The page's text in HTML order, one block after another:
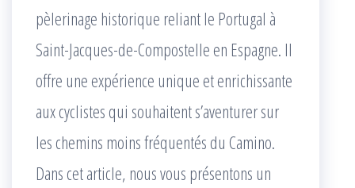
pèlerinage historique reliant le Portugal à
Saint-Jacques-de-Compostelle en Espagne. Il
offre une expérience unique et enrichissante
aux cyclistes qui souhaitent s’aventurer sur
les chemins moins fréquentés du Camino.
Dans cet article, nous vous présentons un